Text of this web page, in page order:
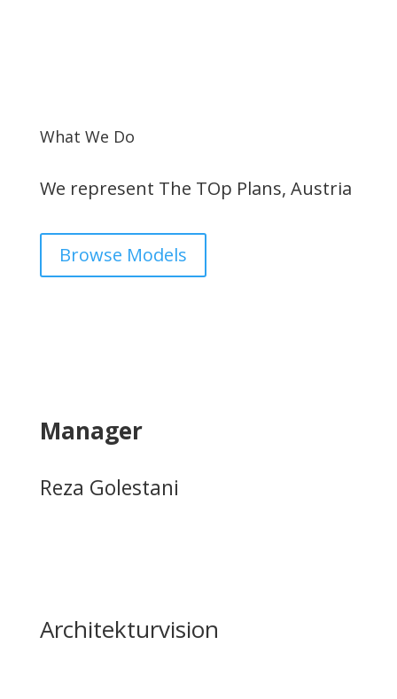
What We Do
We represent The TOp Plans, Austria
Browse Models
Manager
Reza Golestani
Architekturvision